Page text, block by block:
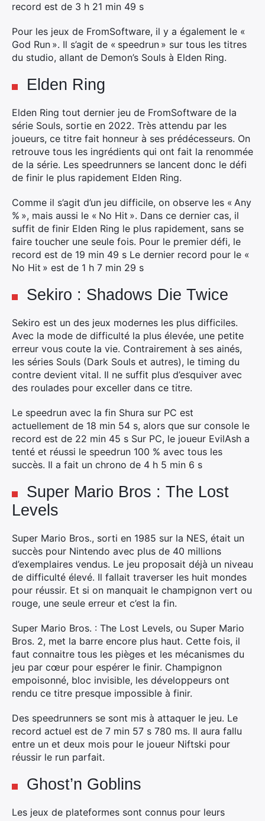
record est de 3 h 21 min 49 s
Pour les jeux de FromSoftware, il y a également le «
God Run ». Il s’agit de « speedrun » sur tous les titres
du studio, allant de Demon’s Souls à Elden Ring.
Elden Ring
Elden Ring tout dernier jeu de FromSoftware de la
série Souls, sortie en 2022. Très attendu par les
joueurs, ce titre fait honneur à ses prédécesseurs. On
retrouve tous les ingrédients qui ont fait la renommée
de la série. Les speedrunners se lancent donc le défi
de finir le plus rapidement Elden Ring.
Comme il s’agit d’un jeu difficile, on observe les « Any
% », mais aussi le « No Hit ». Dans ce dernier cas, il
suffit de finir Elden Ring le plus rapidement, sans se
faire toucher une seule fois. Pour le premier défi, le
record est de 19 min 49 s Le dernier record pour le «
No Hit » est de 1 h 7 min 29 s
Sekiro : Shadows Die Twice
Sekiro est un des jeux modernes les plus difficiles.
Avec la mode de difficulté la plus élevée, une petite
erreur vous coute la vie. Contrairement à ses ainés,
les séries Souls (Dark Souls et autres), le timing du
contre devient vital. Il ne suffit plus d’esquiver avec
des roulades pour exceller dans ce titre.
Le speedrun avec la fin Shura sur PC est
actuellement de 18 min 54 s, alors que sur console le
record est de 22 min 45 s Sur PC, le joueur EvilAsh a
tenté et réussi le speedrun 100 % avec tous les
succès. Il a fait un chrono de 4 h 5 min 6 s
Super Mario Bros : The Lost
Levels
Super Mario Bros., sorti en 1985 sur la NES, était un
succès pour Nintendo avec plus de 40 millions
d’exemplaires vendus. Le jeu proposait déjà un niveau
de difficulté élevé. Il fallait traverser les huit mondes
pour réussir. Et si on manquait le champignon vert ou
rouge, une seule erreur et c’est la fin.
Super Mario Bros. : The Lost Levels, ou Super Mario
Bros. 2, met la barre encore plus haut. Cette fois, il
faut connaitre tous les pièges et les mécanismes du
jeu par cœur pour espérer le finir. Champignon
empoisonné, bloc invisible, les développeurs ont
rendu ce titre presque impossible à finir.
Des speedrunners se sont mis à attaquer le jeu. Le
record actuel est de 7 min 57 s 780 ms. Il aura fallu
entre un et deux mois pour le joueur Niftski pour
réussir le run parfait.
Ghost’n Goblins
Les jeux de plateformes sont connus pour leurs